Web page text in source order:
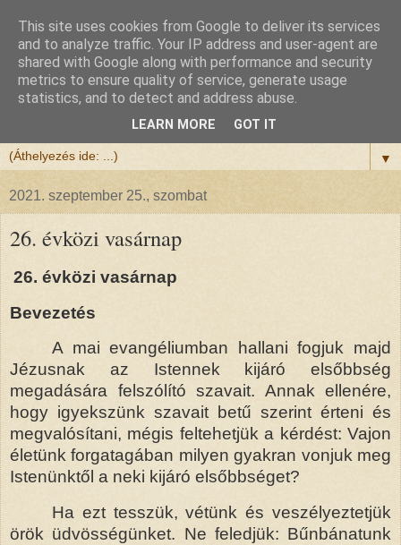
Félix atya
Szeretettel köszöntöm a honlapomra ellátogatót.
▼
2021. szeptember 25., szombat
26. évközi vasárnap
26. évközi vasárnap
Bevezetés
A mai evangéliumban hallani fogjuk majd
Jézusnak az Istennek kijáró elsőbbség
megadására felszólító szavait. Annak ellenére,
hogy igyekszünk szavait betű szerint érteni és
megvalósítani, mégis feltehetjük a kérdést: Vajon
életünk forgatagában milyen gyakran vonjuk meg
Istenünktől a neki kijáró elsőbbséget?
Ha ezt tesszük, vétünk és veszélyeztetjük
örök üdvösségünket. Ne feledjük: Bűnbánatunk
This site uses cookies from Google to deliver its services
and to analyze traffic. Your IP address and user-agent are
shared with Google along with performance and security
metrics to ensure quality of service, generate usage
statistics, and to detect and address abuse.
LEARN MORE GOT IT